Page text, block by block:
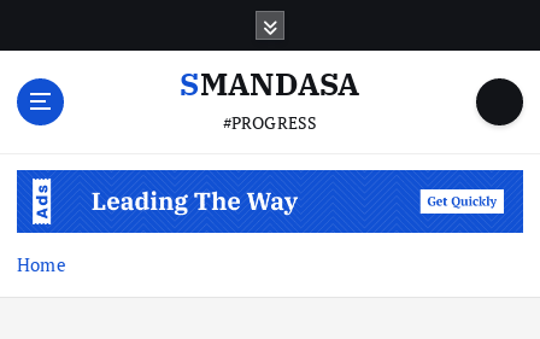
SMANDASA
#PROGRESS
Home